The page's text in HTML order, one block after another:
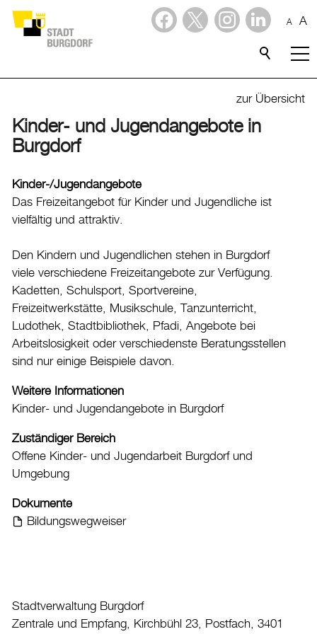
A A
Verwaltung & Politik
Stadtverwaltung
Organigramm
Onlineschalter
Dienstleistungen
Formulare
Datenschutz
Leitbild
Politik
Wirtschaft
Aktuelles
Burgdorf baut
Stadtplan
zur Übersicht
Kinder- und Jugendangebote in
Burgdorf
Kinder-/Jugendangebote
Das Freizeitangebot für Kinder und Jugendliche ist
vielfältig und attraktiv.
Den Kindern und Jugendlichen stehen in Burgdorf
viele verschiedene Freizeitangebote zur Verfügung.
Kadetten, Schulsport, Sportvereine,
Freizeitwerkstätte, Musikschule, Tanzunterricht,
Ludothek, Stadtbibliothek, Pfadi, Angebote bei
Arbeitslosigkeit oder verschiedenste Beratungsstellen
sind nur einige Beispiele davon.
Weitere Informationen
Kinder- und Jugendangebote in Burgdorf
Zuständiger Bereich
Offene Kinder- und Jugendarbeit Burgdorf und
Umgebung
Dokumente
Bildungswegweiser
Stadtverwaltung Burgdorf
Zentrale und Empfang, Kirchbühl 23, Postfach, 3401